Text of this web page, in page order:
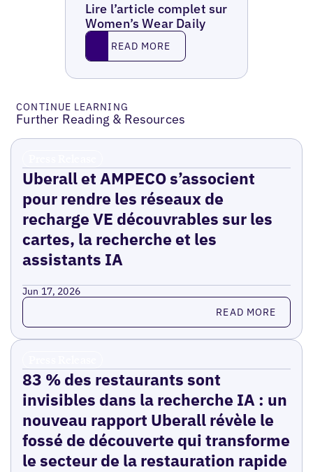
Lire l’article complet sur
Women’s Wear Daily
Read MoreREAD MORE
CONTINUE LEARNING
Further Reading & Resources
Uberall et AMPECO s’associent
pour rendre les réseaux de
recharge VE découvrables sur les
cartes, la recherche et les
assistants IA
Jun 17, 2026
Read more READ MORE
83 % des restaurants sont
invisibles dans la recherche IA : un
nouveau rapport Uberall révèle le
fossé de découverte qui transforme
le secteur de la restauration rapide